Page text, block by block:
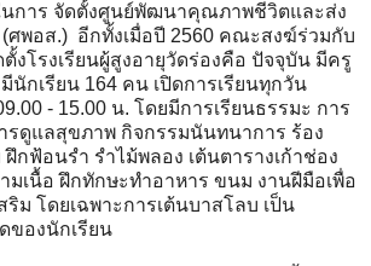
นการ จัดตั้งศูนย์พัฒนาคุณภาพชีวิตและส่ง
(ศพอส.) อีกทั้งเมื่อปี 2560 คณะสงฆ์ร่วมกับ
งโรงเรียนผู้สูงอายุวัดร่องคือ ปัจจุบัน มีครู
นักเรียน 164 คน เปิดการเรียนทุกวัน
- 15.00 น. โดยมีการเรียนธรรมะ การ
รดูแลสุขภาพ กิจกรรมนันทนาการ ร้อง
ฝึกฟ้อนรำ รำไม้พลอง เต้นตารางเก้าช่อง
มเนื้อ ฝึกทักษะทำอาหาร ขนม งานฝีมือเพื่อ
ริม โดยเฉพาะการเต้นบาสโลบ เป็น
ของนักเรียน